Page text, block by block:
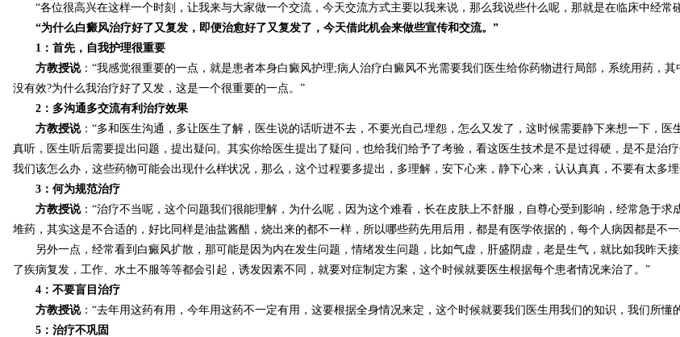
“各位很高兴在这样一个时刻，让我来与大家做一个交流，今天交流方式主要以我来说，那么我说些什么呢，那就是在临床中经常
“为什么白癜风治疗好了又复发，即便治愈好了又复发了，今天借此机会来做些宣传和交流。”
1：首先，自我护理很重要
方教授说：“我感觉很重要的一点，就是患者本身白癜风护理;病人治疗白癜风不光需要我们医生给你药物进行局部，系统用药，
没有效?为什么我治疗好了又发，这是一个很重要的一点。”
2：多沟通多交流有利治疗效果
方教授说：“多和医生沟通，多让医生了解，医生说的话听进不去，不要光自己埋怨，怎么又发了，这时候需要静下来想一下，
真听，医生听后需要提出问题，提出疑问。其实你给医生提出了疑问，也给我们给予了考验，看这医生技术是不是过得硬，是不是治
我们该怎么办，这些药物可能会出现什么样状况，那么，这个过程要多提出，多理解，安下心来，静下心来，认认真真，不要有太多
3：何为规范治疗
方教授说：“治疗不当呢，这个问题我们很能理解，为什么呢，因为这个难看，长在皮肤上不舒服，自尊心受到影响，经常急于
堆药，其实这是不合适的，好比同样是油盐酱醋，烧出来的都不一样，所以哪些药先用后用，都是有医学依据的，每个人病因都是不
另外一点，经常看到白癜风扩散，那可能是因为内在发生问题，情绪发生问题，比如气虚，肝盛阴虚，老是生气，就比如我昨天
了疾病复发，工作、水土不服等等都会引起，诱发因素不同，就要对症制定方案，这个时候就要医生根据每个患者情况来治了。”
4：不要盲目治疗
方教授说：“去年用这药有用，今年用这药不一定有用，这要根据全身情况来定，这个时候就要我们医生用我们的知识，我们所懂
5：治疗不巩固